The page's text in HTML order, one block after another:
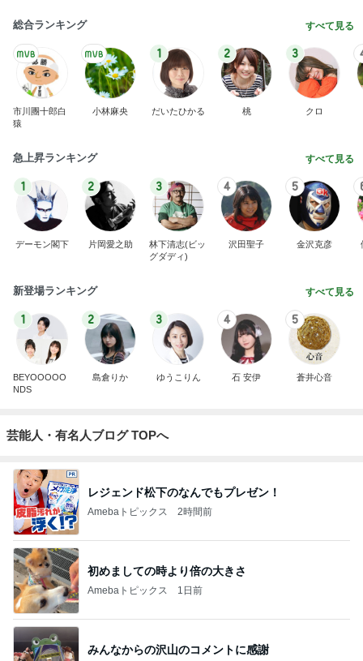
総合ランキング すべて見る
市川團十郎白
猿
小林麻央
1
だいたひかる
2
桃
3
クロ
急上昇ランキング すべて見る
1
デーモン閣下
2
片岡愛之助
3
林下清志(ビッ
グダディ)
4
沢田聖子
5
金沢克彦
新登場ランキング すべて見る
1
BEYOOOOO
NDS
2
島倉りか
3
ゆうこりん
4
石 安伊
5
蒼井心音
芸能人・有名人ブログ TOPへ
レジェンド松下のなんでもプレゼン！
Amebaトピックス 2時間前
初めましての時より倍の大きさ
Amebaトピックス 1日前
みんなからの沢山のコメントに感謝